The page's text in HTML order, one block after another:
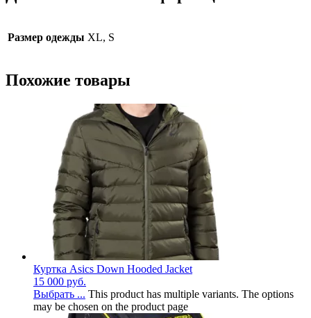
Размер одежды XL, S
Похожие товары
Куртка Asics Down Hooded Jacket
15 000 руб.
Выбрать ... This product has multiple variants. The options
may be chosen on the product page